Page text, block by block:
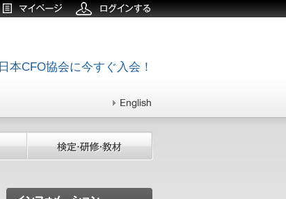
日本CFO協会に今すぐ入会！